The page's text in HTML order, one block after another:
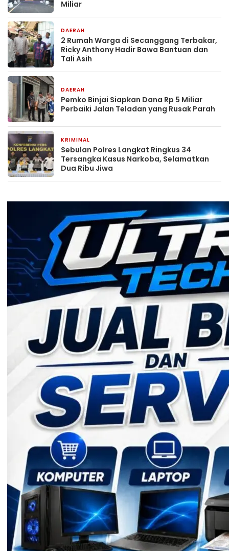
Miliar
DAERAH
2 Rumah Warga di Secanggang Terbakar,
Ricky Anthony Hadir Bawa Bantuan dan
Tali Asih
DAERAH
Pemko Binjai Siapkan Dana Rp 5 Miliar
Perbaiki Jalan Teladan yang Rusak Parah
KRIMINAL
Sebulan Polres Langkat Ringkus 34
Tersangka Kasus Narkoba, Selamatkan
Dua Ribu Jiwa